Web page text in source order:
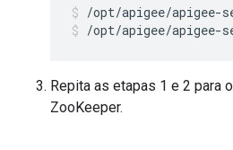
/opt/apigee/apigee-
Repita as etapas 1 e 2 para
ZooKeeper.